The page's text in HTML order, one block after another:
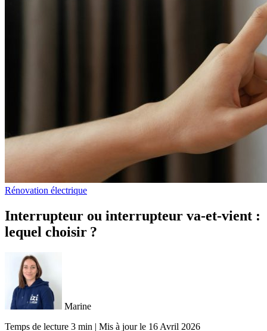
Rénovation électrique
Interrupteur ou interrupteur va-et-vient :
lequel choisir ?
Marine
Temps de lecture 3 min | Mis à jour le 16 Avril 2026